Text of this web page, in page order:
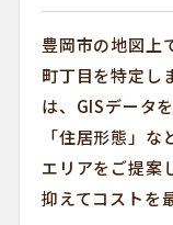
豊岡市の地図上
町丁目を特定し
は、GISデータ
「住居形態」
エリアをご提案
抑えてコストを